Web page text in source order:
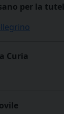
per la
Curia